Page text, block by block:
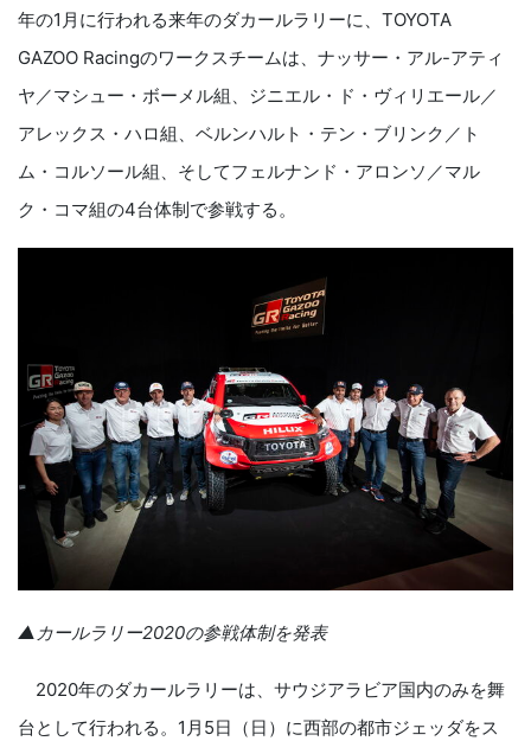
年の1月に行われる来年のダカールラリーに、TOYOTA
GAZOO Racingのワークスチームは、ナッサー・アル-アティ
ヤ／マシュー・ボーメル組、ジニエル・ド・ヴィリエール／
アレックス・ハロ組、ベルンハルト・テン・ブリンク／ト
ム・コルソール組、そしてフェルナンド・アロンソ／マル
ク・コマ組の4台体制で参戦する。
▲カールラリー2020の参戦体制を発表
2020年のダカールラリーは、サウジアラビア国内のみを舞
台として行われる。1月5日（日）に西部の都市ジェッダをス